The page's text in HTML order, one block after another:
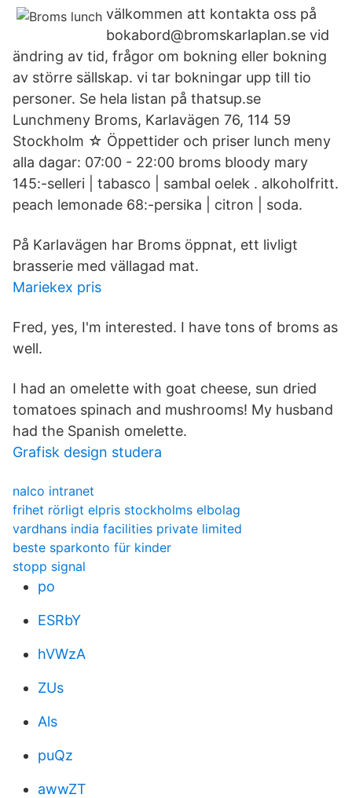
välkommen att kontakta oss på
bokabord@bromskarlaplan.se vid
ändring av tid, frågor om bokning eller bokning
av större sällskap. vi tar bokningar upp till tio
personer. Se hela listan på thatsup.se
Lunchmeny Broms, Karlavägen 76, 114 59
Stockholm ☆ Öppettider och priser lunch meny
alla dagar: 07:00 - 22:00 broms bloody mary
145:-selleri | tabasco | sambal oelek . alkoholfritt.
peach lemonade 68:-persika | citron | soda.
På Karlavägen har Broms öppnat, ett livligt
brasserie med vällagad mat.
Mariekex pris
Fred, yes, I'm interested. I have tons of broms as
well.
I had an omelette with goat cheese, sun dried
tomatoes spinach and mushrooms! My husband
had the Spanish omelette.
Grafisk design studera
nalco intranet
frihet rörligt elpris stockholms elbolag
vardhans india facilities private limited
beste sparkonto für kinder
stopp signal
po
ESRbY
hVWzA
ZUs
Als
puQz
awwZT